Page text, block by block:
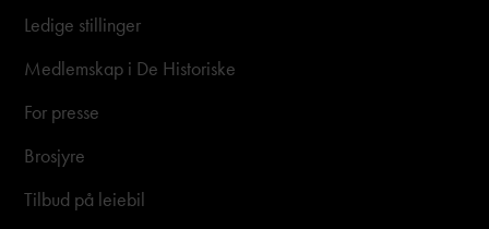
Ledige stillinger
Medlemskap i De Historiske
For presse
Brosjyre
Tilbud på leiebil